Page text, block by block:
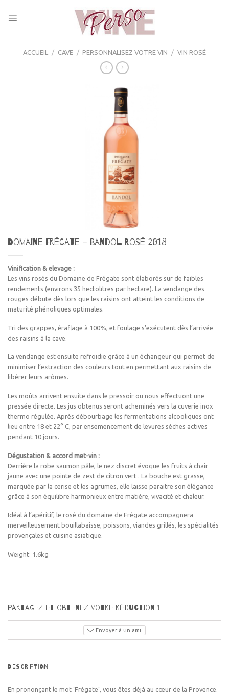
ACCUEIL / CAVE / PERSONNALISEZ VOTRE VIN / VIN ROSÉ
Domaine Frégate – Bandol Rosé 2018
Vinification & elevage :
Les vins rosés du Domaine de Frégate sont élaborés sur de faibles
rendements (environs 35 hectolitres par hectare). La vendange des
rouges débute dès lors que les raisins ont atteint les conditions de
maturité phénoliques optimales.
Tri des grappes, éraflage à 100%, et foulage s’exécutent dès l’arrivée
des raisins à la cave.
La vendange est ensuite refroidie grâce à un échangeur qui permet de
minimiser l’extraction des couleurs tout en permettant aux raisins de
libérer leurs arômes.
Les moûts arrivent ensuite dans le pressoir ou nous effectuont une
pressée directe. Les jus obtenus seront acheminés vers la cuverie inox
thermo régulée. Après débourbage les fermentations alcooliques ont
lieu entre 18 et 22° C, par ensemencement de levures sèches actives
pendant 10 jours.
Dégustation & accord met-vin :
Derrière la robe saumon pâle, le nez discret évoque les fruits à chair
jaune avec une pointe de zest de citron vert . La bouche est grasse,
marquée par la cerise et les agrumes, elle laisse paraitre son élégance
grâce à son équilibre harmonieux entre matière, vivacité et chaleur.
Idéal à l’apéritif, le rosé du domaine de Frégate accompagnera
merveilleusement bouillabaisse, poissons, viandes grillés, les spécialités
provençales et cuisine asiatique.
Weight: 1.6kg
Partagez et obtenez votre réduction !
Envoyer à un ami
DESCRIPTION
En prononçant le mot ‘Frégate’, vous êtes déjà au cœur de la Provence.